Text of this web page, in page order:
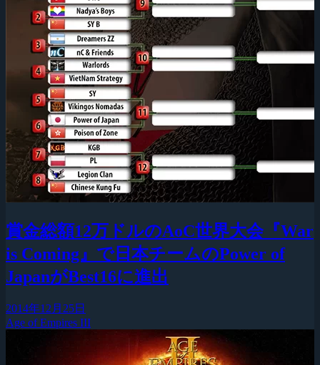
賞金総額12万ドルのAoC世界大会『War
is Coming』で日本チームのPower of
JapanがBest16に進出
2014年12月25日
Age of Empires III